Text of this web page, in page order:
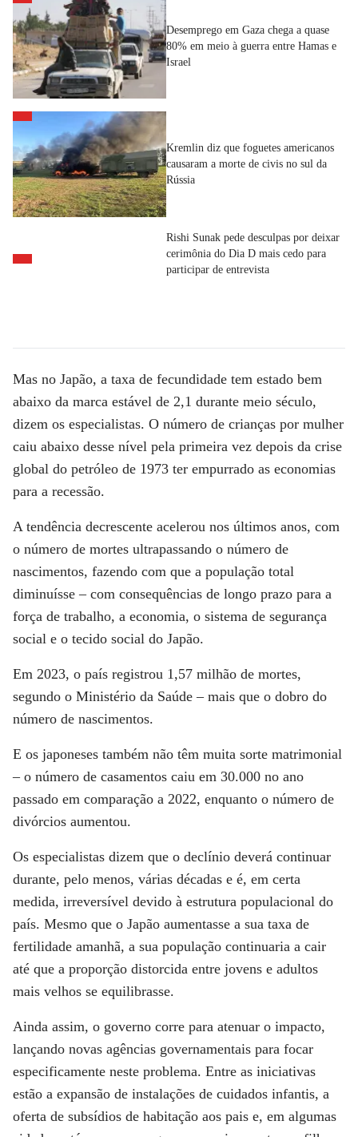
Desemprego em Gaza chega a quase
80% em meio à guerra entre Hamas e
Israel
Kremlin diz que foguetes americanos
causaram a morte de civis no sul da
Rússia
Rishi Sunak pede desculpas por deixar
cerimônia do Dia D mais cedo para
participar de entrevista
Mas no Japão, a taxa de fecundidade tem estado bem
abaixo da marca estável de 2,1 durante meio século,
dizem os especialistas. O número de crianças por mulher
caiu abaixo desse nível pela primeira vez depois da crise
global do petróleo de 1973 ter empurrado as economias
para a recessão.
A tendência decrescente acelerou nos últimos anos, com
o número de mortes ultrapassando o número de
nascimentos, fazendo com que a população total
diminuísse – com consequências de longo prazo para a
força de trabalho, a economia, o sistema de segurança
social e o tecido social do Japão.
Em 2023, o país registrou 1,57 milhão de mortes,
segundo o Ministério da Saúde – mais que o dobro do
número de nascimentos.
E os japoneses também não têm muita sorte matrimonial
– o número de casamentos caiu em 30.000 no ano
passado em comparação a 2022, enquanto o número de
divórcios aumentou.
Os especialistas dizem que o declínio deverá continuar
durante, pelo menos, várias décadas e é, em certa
medida, irreversível devido à estrutura populacional do
país. Mesmo que o Japão aumentasse a sua taxa de
fertilidade amanhã, a sua população continuaria a cair
até que a proporção distorcida entre jovens e adultos
mais velhos se equilibrasse.
Ainda assim, o governo corre para atenuar o impacto,
lançando novas agências governamentais para focar
especificamente neste problema. Entre as iniciativas
estão a expansão de instalações de cuidados infantis, a
oferta de subsídios de habitação aos pais e, em algumas